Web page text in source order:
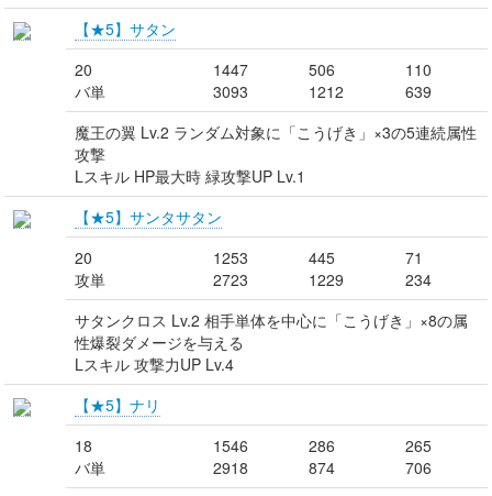
【★5】サタン
20
バ単
1447
3093
506
1212
110
639
魔王の翼 Lv.2 ランダム対象に「こうげき」×3の5連続属性
攻撃
Lスキル HP最大時 緑攻撃UP Lv.1
【★5】サンタサタン
20
攻単
1253
2723
445
1229
71
234
サタンクロス Lv.2 相手単体を中心に「こうげき」×8の属
性爆裂ダメージを与える
Lスキル 攻撃力UP Lv.4
【★5】ナリ
18
バ単
1546
2918
286
874
265
706